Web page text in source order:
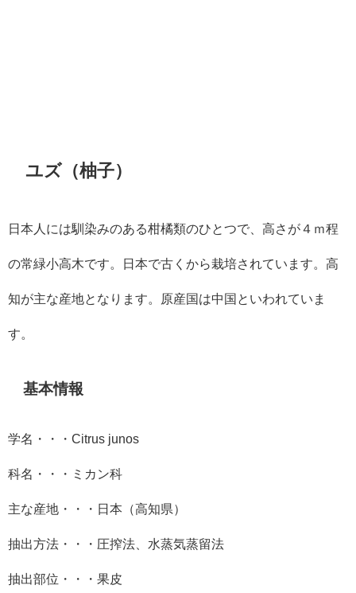
ユズ（柚子）
日本人には馴染みのある柑橘類のひとつで、高さが４ｍ程
の常緑小高木です。日本で古くから栽培されています。高
知が主な産地となります。原産国は中国といわれていま
す。
基本情報
学名・・・ Citrus junos
科名・・・ミカン科
主な産地・・・日本（高知県）
抽出方法・・・圧搾法、水蒸気蒸留法
抽出部位・・・果皮